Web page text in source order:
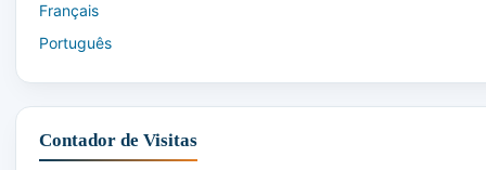
Français
Português
Contador de Visitas